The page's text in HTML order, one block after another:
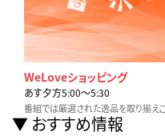
WeLoveショッピング
あす夕方5:00〜5:30
番組では厳選された逸品を取り揃えご
おすすめ情報